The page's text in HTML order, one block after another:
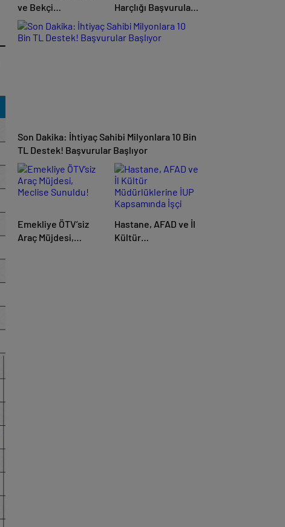
ve Bekçi
Görevlendirildi:
Sırada Güvenlik
Harçlığı Başvuruları
Nasıl Yapılır? e-
Devlet Bayram
Yardımı Kimlere
Son Dakika: İhtiyaç Sahibi Milyonlara 10 Bin
TL Destek! Başvurular Başlıyor
Emekliye ÖTV’siz
Araç Müjdesi,
Hastane, AFAD ve İl
Kültür